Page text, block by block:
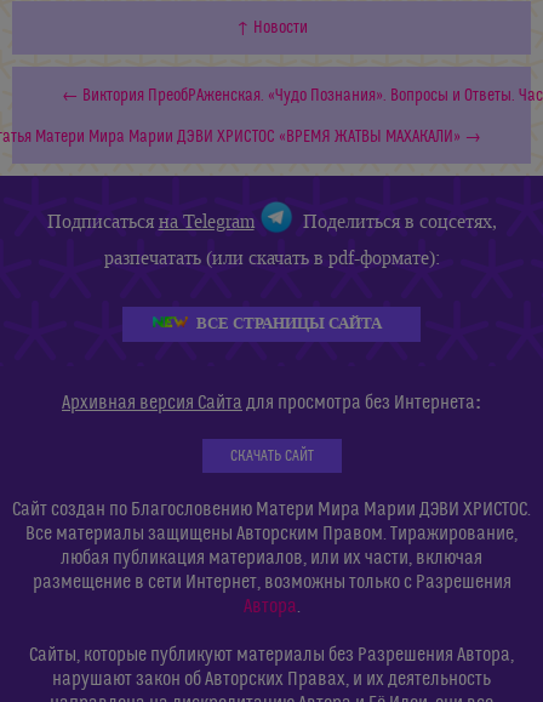
↑ Новости
← Виктория ПреобРАженская. «Чудо Познания». Вопросы и Ответы.
Матери Мира Марии ДЭВИ ХРИСТОС «ВРЕМЯ ЖАТВЫ МАХАКАЛИ» →
Подписатьсяна Telegram
Поделиться в соцсетях,
разпечатать (или скачать в pdf-формате):
ВСЕ СТРАНИЦЫ САЙТА
Архивная версия Сайта для просмотра без Интернета:
СКАЧАТЬ САЙТ
Сайт создан по Благословению Матери Мира Марии ДЭВИ ХРИСТОС.
Все материалы защищены Авторским Правом. Тиражирование,
любая публикация материалов, или их части, включая
размещение в сети Интернет, возможны только с Разрешения
Автора.
Сайты, которые публикуют материалы без Разрешения Автора,
нарушают закон об Авторских Правах, и их деятельность